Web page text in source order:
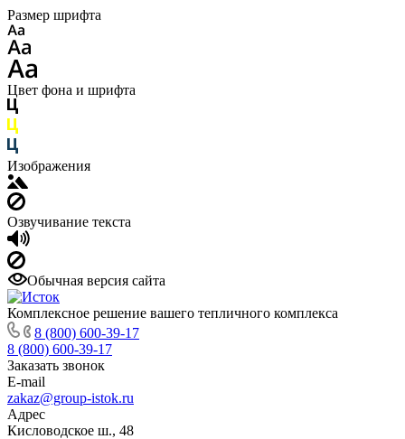
Размер шрифта
Цвет фона и шрифта
Изображения
Озвучивание текста
Обычная версия сайта
Комплексное решение вашего тепличного комплекса
8 (800) 600-39-17
8 (800) 600-39-17
Заказать звонок
E-mail
zakaz@group-istok.ru
Адрес
Кисловодское ш., 48